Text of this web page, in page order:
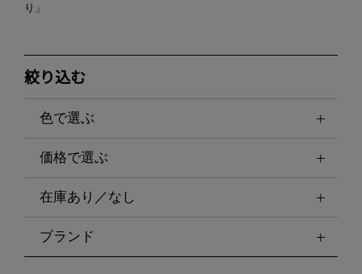
り」
絞り込む
色で選ぶ
価格で選ぶ
在庫あり／なし
ブランド